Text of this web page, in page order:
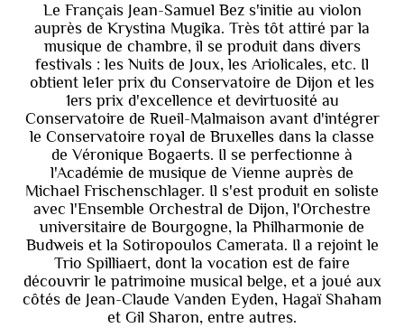
Le Français Jean-Samuel Bez s'initie au violon
auprès de Krystina Mugika. Très tôt attiré par la
musique de chambre, il se produit dans divers
festivals : les Nuits de Joux, les Ariolicales, etc. Il
obtient le1er prix du Conservatoire de Dijon et les
1ers prix d'excellence et devirtuosité au
Conservatoire de Rueil-Malmaison avant d'intégrer
le Conservatoire royal de Bruxelles dans la classe
de Véronique Bogaerts. Il se perfectionne à
l'Académie de musique de Vienne auprès de
Michael Frischenschlager. Il s'est produit en soliste
avec l'Ensemble Orchestral de Dijon, l'Orchestre
universitaire de Bourgogne, la Philharmonie de
Budweis et la Sotiropoulos Camerata. Il a rejoint le
Trio Spilliaert, dont la vocation est de faire
découvrir le patrimoine musical belge, et a joué aux
côtés de Jean-Claude Vanden Eyden, Hagaï Shaham
et Gil Sharon, entre autres.